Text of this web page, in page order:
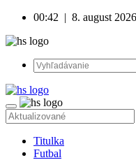
00:42 | 8. august 2026
Titulka
Futbal